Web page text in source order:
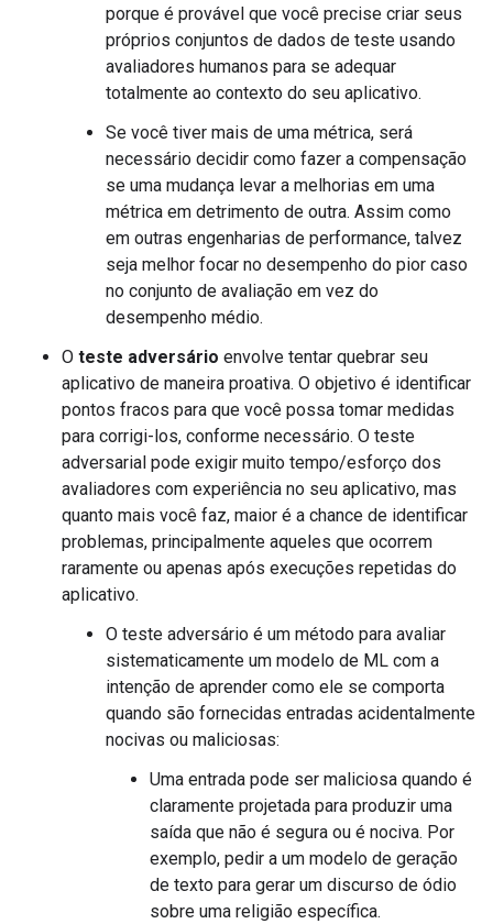
porque é provável que você precise criar seus
próprios conjuntos de dados de teste usando
avaliadores humanos para se adequar
totalmente ao contexto do seu aplicativo.
Se você tiver mais de uma métrica, será
necessário decidir como fazer a compensação
se uma mudança levar a melhorias em uma
métrica em detrimento de outra. Assim como
em outras engenharias de performance, talvez
seja melhor focar no desempenho do pior caso
no conjunto de avaliação em vez do
desempenho médio.
O teste adversário envolve tentar quebrar seu
aplicativo de maneira proativa. O objetivo é identificar
pontos fracos para que você possa tomar medidas
para corrigi-los, conforme necessário. O teste
adversarial pode exigir muito tempo/esforço dos
avaliadores com experiência no seu aplicativo, mas
quanto mais você faz, maior é a chance de identificar
problemas, principalmente aqueles que ocorrem
raramente ou apenas após execuções repetidas do
aplicativo.
O teste adversário é um método para avaliar
sistematicamente um modelo de ML com a
intenção de aprender como ele se comporta
quando são fornecidas entradas acidentalmente
nocivas ou maliciosas:
Uma entrada pode ser maliciosa quando é
claramente projetada para produzir uma
saída que não é segura ou é nociva. Por
exemplo, pedir a um modelo de geração
de texto para gerar um discurso de ódio
sobre uma religião específica.